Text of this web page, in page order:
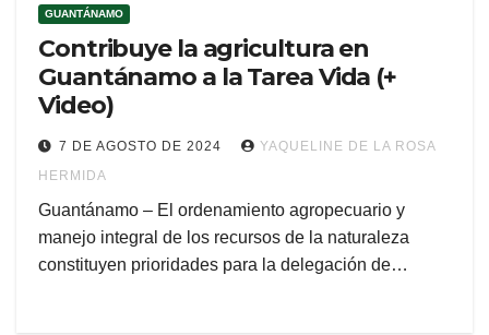
GUANTÁNAMO
Contribuye la agricultura en
Guantánamo a la Tarea Vida (+
Video)
7 DE AGOSTO DE 2024
YAQUELINE DE LA ROSA
HERMIDA
Guantánamo – El ordenamiento agropecuario y
manejo integral de los recursos de la naturaleza
constituyen prioridades para la delegación de…